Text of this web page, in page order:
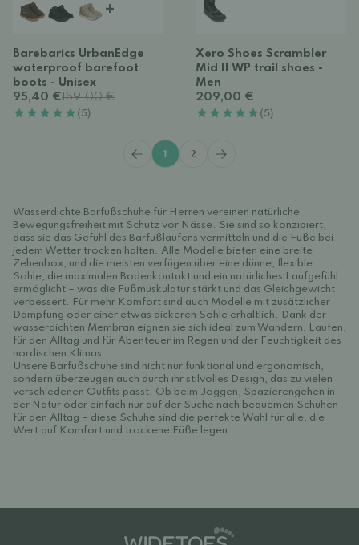
+
Barebarics UrbanEdge
waterproof barefoot
boots - Unisex
95,40 €159,00 €
(5)
Xero Shoes Scrambler
Mid II WP trail shoes -
Men
209,00 €
(5)
1 2
Wasserdichte Barfußschuhe für Herren vereinen natürliche
Bewegungsfreiheit mit Schutz vor Nässe. Sie sind so konzipiert,
dass sie das Gefühl des Barfußlaufens vermitteln und die Füße bei
jedem Wetter trocken halten. Alle Modelle bieten eine breite
Zehenbox, und die meisten verfügen über eine dünne, flexible
Sohle, die maximalen Bodenkontakt und ein natürliches Laufgefühl
ermöglicht – was die Fußmuskulatur stärkt und das Gleichgewicht
verbessert. Für mehr Komfort sind auch Modelle mit zusätzlicher
Dämpfung oder einer etwas dickeren Sohle erhältlich. Dank der
wasserdichten Membran eignen sie sich ideal zum Wandern, Laufen,
für den Alltag und für Abenteuer im Regen und der Feuchtigkeit des
nordischen Klimas.
Unsere Barfußschuhe sind nicht nur funktional und ergonomisch,
sondern überzeugen auch durch ihr stilvolles Design, das zu vielen
verschiedenen Outfits passt. Ob beim Joggen, Spazierengehen in
der Natur oder einfach nur auf der Suche nach bequemen Schuhen
für den Alltag – diese Schuhe sind die perfekte Wahl für alle, die
Wert auf Komfort und trockene Füße legen.